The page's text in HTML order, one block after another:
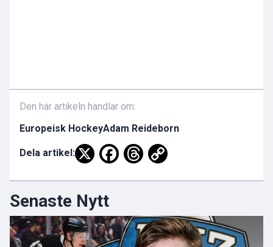
Den här artikeln handlar om:
Europeisk HockeyAdam Reideborn
Dela artikel:
Senaste Nytt